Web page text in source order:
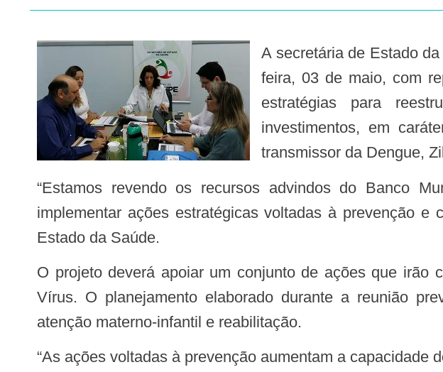
A secretária de Estado da Saúde, Conceição Mendonça, esteve reunida na manhã desta terça-
feira, 03 de maio, com
estratégias para
investimentos, em
transmissor da Dengue,
“Estamos revendo os recursos advindos do Banco Mundial, através do projeto Águas de Sergipe, para que possamos
implementar ações estratégicas voltadas à prevenção
Estado da Saúde.
O projeto deverá apoiar um conjunto de ações que irão colaborar com o processo de enfrentamento, especialmente, do Zika
Vírus. O planejamento elaborado durante a reunião
atenção materno-infantil e reabilitação.
“As ações voltadas à prevenção aumentam a capacidade do Estado em enfrentamento ao vetor do mosquito transmissor do Zika